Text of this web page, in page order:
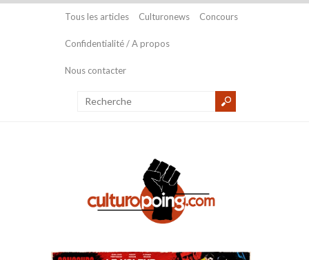
Tous les articles Culturonews Concours
Confidentialité / A propos
Nous contacter